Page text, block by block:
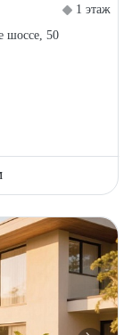
1 этаж
шоссе, 50